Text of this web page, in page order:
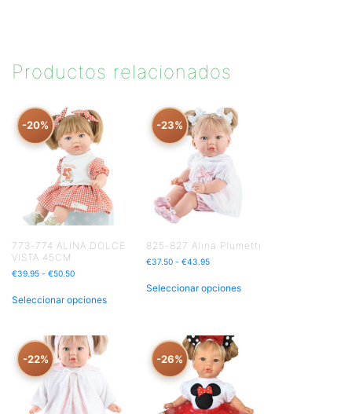
Productos relacionados
-20%
773-774 ALINA DOLCE
VISTA 45CM
€39.95 - €50.50
Seleccionar opciones
-23%
825-827 Alina Plumetti
€37.50 - €43.95
Seleccionar opciones
-22% -26%